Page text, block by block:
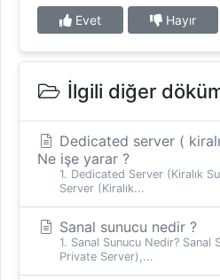
Evet Hayır
İlgili diğer
Dedicated server (
Ne işe yarar ?
1. Dedicated Server (Kiralık
Server (Kiralık...
Sanal sunucu nedir ?
1. Sanal Sunucu Nedir? Sanal
Private Server),...